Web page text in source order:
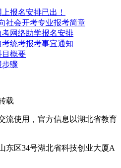
报名安排已出！
社会开考专业报考简章
考网络助学报名安排
考统考报考事宜通知
目概要
骤
载
流使用，官方信息以湖北省教育
东区34号湖北省科技创业大厦A